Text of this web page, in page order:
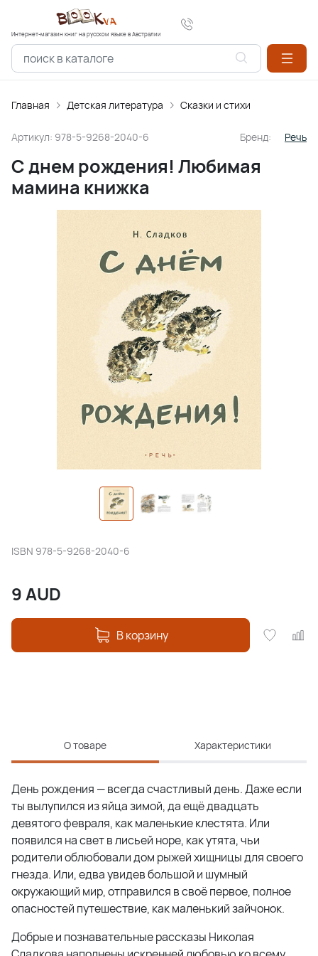
Интернет-магазин книг на русском языке в Австралии
Главная Детская литература Сказки и стихи
Артикул: 978-5-9268-2040-6 Бренд: Речь
С днем рождения! Любимая
мамина книжка
ISBN 978-5-9268-2040-6
9AUD
В корзину
О товаре Характеристики
День рождения — всегда счастливый день. Даже если
ты вылупился из яйца зимой, да ещё двадцать
девятого февраля, как маленькие клестята. Или
появился на свет в лисьей норе, как утята, чьи
родители облюбовали дом рыжей хищницы для своего
гнезда. Или, едва увидев большой и шумный
окружающий мир, отправился в своё первое, полное
опасностей путешествие, как маленький зайчонок.
Добрые и познавательные рассказы Николая